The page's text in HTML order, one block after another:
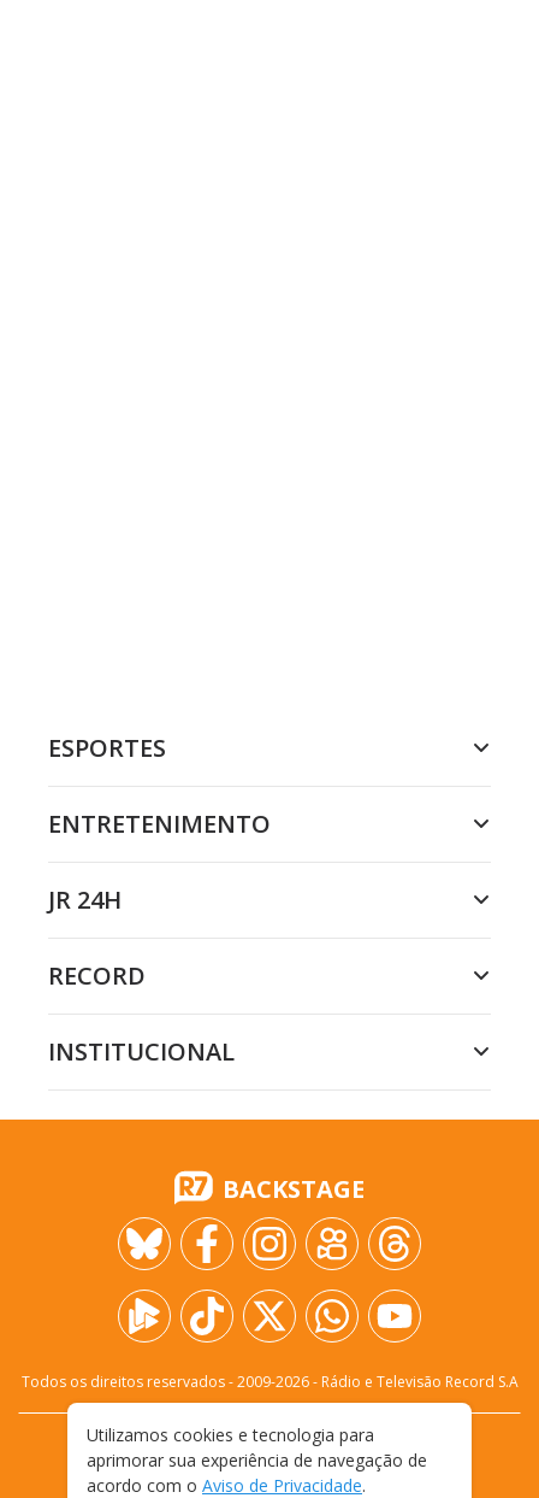
ESPORTES
ENTRETENIMENTO
JR 24H
RECORD
INSTITUCIONAL
BACKSTAGE
Todos os direitos reservados - 2009-2026- Rádio e Televisão Record S.A
FALE CONOSCO
PRIVACIDADE
TERMOS E CONDIÇÕES DE USO
Utilizamos cookies e tecnologia para
aprimorar sua experiência de navegação de
acordo com o Aviso de Privacidade.